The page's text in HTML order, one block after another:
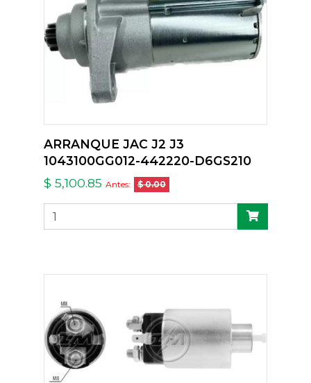
ARRANQUE JAC J2 J3
1043100GG012-442220-D6GS210
$ 5,100.85 Antes: $ 0.00